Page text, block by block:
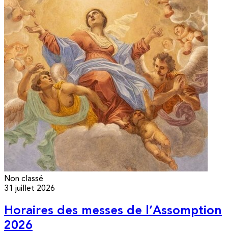
Non classé
31 juillet 2026
Horaires des messes de l’Assomption
2026